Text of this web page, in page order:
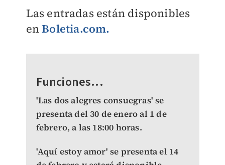
Las entradas están disponibles
enBoletia.com.
Funciones...
'Las dos alegres consuegras' se
presenta del 30 de enero al 1 de
febrero, a las 18:00 horas.
'Aquí estoy amor' se presenta el 14